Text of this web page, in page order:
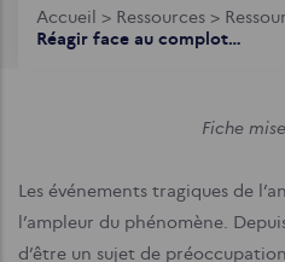
Fil
Accueil > Ressources >
Réagir face au complotisme, en classe
Fiche
Les événements tragiques de
l’ampleur du phénomène.
d’être un sujet de